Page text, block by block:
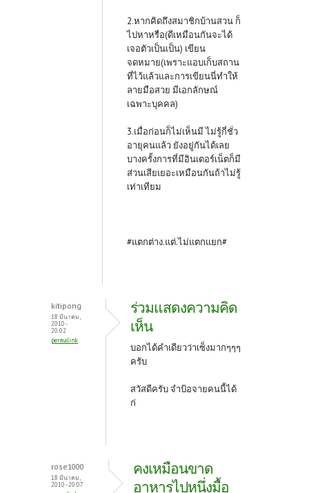
2.หากคิดถึงสมาชิกบ้านสวน ก็
ไปหาหรือ(ดีเหมือนกันจะได้
เจอตัวเป็นเป็น) เขียน
จดหมาย(เพราะแอบเก็บสถาน
ที่ไว้แล้วและการเขียนนี่ทำให้
ลายมือสวย มีเอกลักษณ์
เฉพาะบุคคล)
3.เมื่อก่อนก็ไม่เห็นมี ไม่รู้กี่ชั่ว
อายุคนแล้ว ยังอยู่กันได้เลย
บางครั้งการที่มีอินเตอร์เน็ตก็มี
ส่วนเสียเยอะเหมือนกันถ้าไม่รู้
เท่าเทียม
#แตกต่าง.แต่.ไม่แตกแยก#
kitipong
18 มีนาคม,
2010 -
20:02
permalink
ร่วมแสดงความคิด
เห็น
บอกได้คำเดียวว่าเซ็งมากๆๆๆ
ครับ
สวัสดีครับ จำป้อจายคนนี้ได้
ก่
rose1000
18 มีนาคม,
2010 - 20:07
คงเหมือนขาด
อาหารไปหนึ่งมื้อ